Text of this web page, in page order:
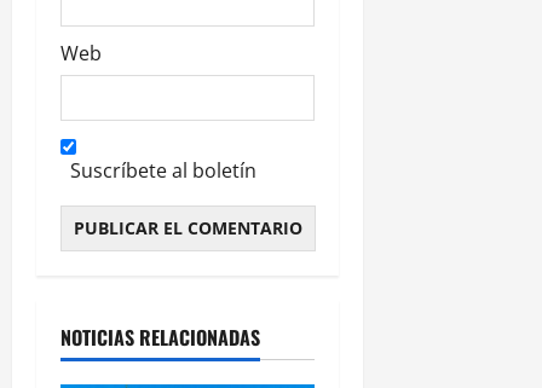
Web
Suscríbete al boletín
NOTICIAS RELACIONADAS